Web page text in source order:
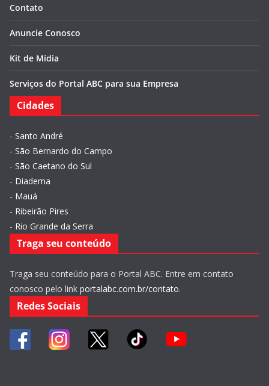
Contato
Anuncie Conosco
Kit de Mídia
Serviços do Portal ABC para sua Empresa
Cidades
- Santo André
- São Bernardo do Campo
- São Caetano do Sul
- Diadema
- Mauá
- Ribeirão Pires
- Rio Grande da Serra
Traga seu conteúdo
Traga seu conteúdo para o Portal ABC. Entre em contato
conosco pelo link portalabc.com.br/contato.
Redes Sociais